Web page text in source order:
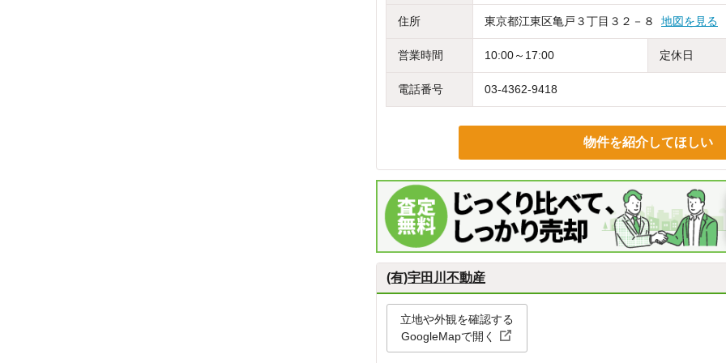
住所 東京都江東区亀戸３丁目３２－８ 地図を見る
営業時間 10:00～17:00 定休日
電話番号 03-4362-9418
物件を紹介してほしい
(有)宇田川不動産
立地や外観を確認する
GoogleMapで開く